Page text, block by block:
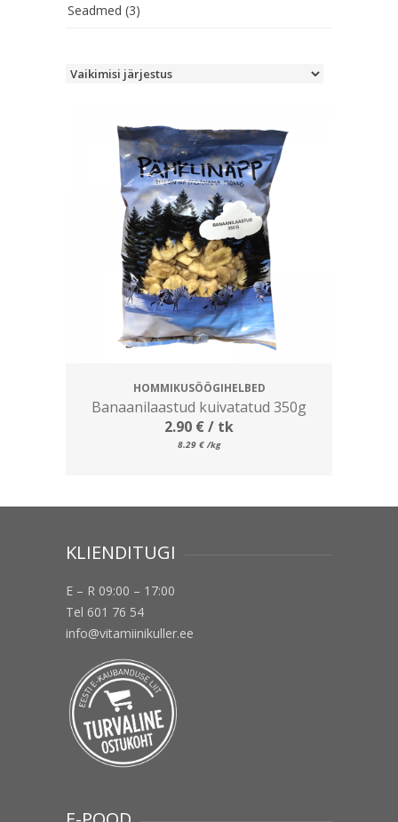
Seadmed (3)
HOMMIKUSÖÖGIHELBED
Banaanilaastud kuivatatud 350g
2.90 €/ tk
8.29 € /kg
KLIENDITUGI
E – R 09:00 – 17:00
Tel 601 76 54
info@vitamiinikuller.ee